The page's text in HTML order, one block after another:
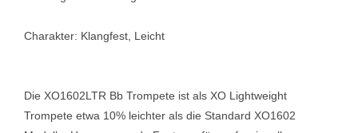
Charakter: Klangfest, Leicht
Die XO1602LTR Bb Trompete ist als XO Lightweight
Trompete etwa 10% leichter als die Standard XO1602